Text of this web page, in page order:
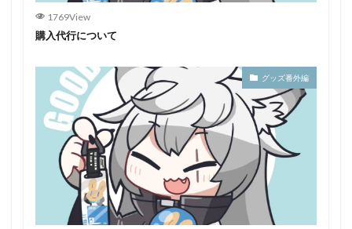
1769View
購入代行について
グッズ番外編